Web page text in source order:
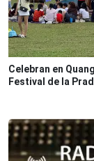
Celebran en
Festival de la